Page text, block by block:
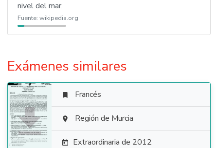
nivel del mar.
Fuente: wikipedia.org
Exámenes similares

 Francés
 Región de Murcia
 Extraordinaria de 2012